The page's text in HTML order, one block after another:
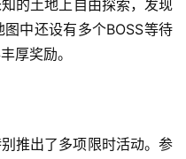
的土地上自由探索，发现
中还设有多个BOSS等待
厚奖励。
推出了多项限时活动。参